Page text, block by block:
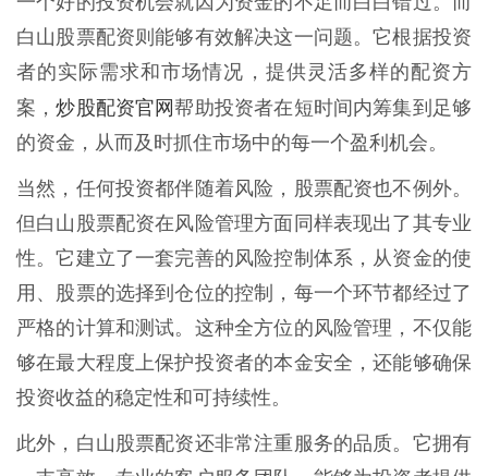
白山股票配资则能够有效解决这一问题。它根据投资
者的实际需求和市场情况，提供灵活多样的配资方
案，炒股配资官网帮助投资者在短时间内筹集到足够
的资金，从而及时抓住市场中的每一个盈利机会。
当然，任何投资都伴随着风险，股票配资也不例外。
但白山股票配资在风险管理方面同样表现出了其专业
性。它建立了一套完善的风险控制体系，从资金的使
用、股票的选择到仓位的控制，每一个环节都经过了
严格的计算和测试。这种全方位的风险管理，不仅能
够在最大程度上保护投资者的本金安全，还能够确保
投资收益的稳定性和可持续性。
此外，白山股票配资还非常注重服务的品质。它拥有